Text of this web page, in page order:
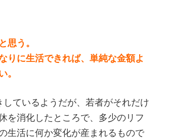
思う。
りに生活できれば、単純な金額よ
。
ているようだが、若者がそれだけ
を消化したところで、多少のリフ
生活に何か変化が産まれるもので